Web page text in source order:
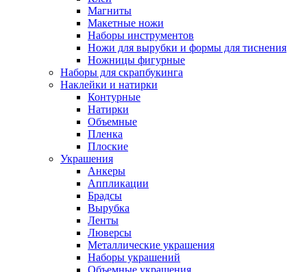
Магниты
Макетные ножи
Наборы инструментов
Ножи для вырубки и формы для тиснения
Ножницы фигурные
Наборы для скрапбукинга
Наклейки и натирки
Контурные
Натирки
Объемные
Пленка
Плоские
Украшения
Анкеры
Аппликации
Брадсы
Вырубка
Ленты
Люверсы
Металлические украшения
Наборы украшений
Объемные украшения